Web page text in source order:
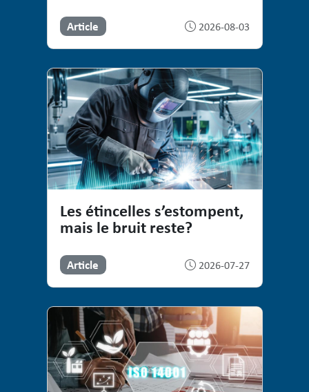
Article 2026-08-03
Les étincelles s’estompent,
mais le bruit reste?
Article 2026-07-27